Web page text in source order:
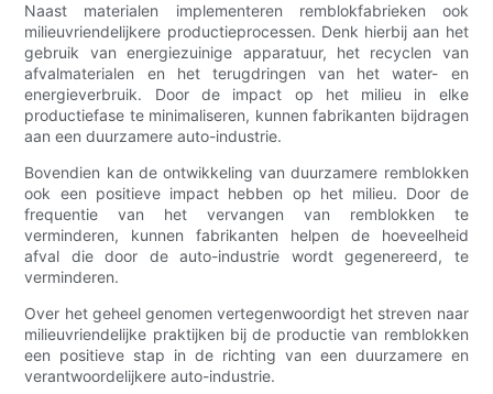
Naast materialen implementeren remblokfabrieken ook
milieuvriendelijkere productieprocessen. Denk hierbij aan het
gebruik van energiezuinige apparatuur, het recyclen van
afvalmaterialen en het terugdringen van het water- en
energieverbruik. Door de impact op het milieu in elke
productiefase te minimaliseren, kunnen fabrikanten bijdragen
aan een duurzamere auto-industrie.
Bovendien kan de ontwikkeling van duurzamere remblokken
ook een positieve impact hebben op het milieu. Door de
frequentie van het vervangen van remblokken te
verminderen, kunnen fabrikanten helpen de hoeveelheid
afval die door de auto-industrie wordt gegenereerd, te
verminderen.
Over het geheel genomen vertegenwoordigt het streven naar
milieuvriendelijke praktijken bij de productie van remblokken
een positieve stap in de richting van een duurzamere en
verantwoordelijkere auto-industrie.